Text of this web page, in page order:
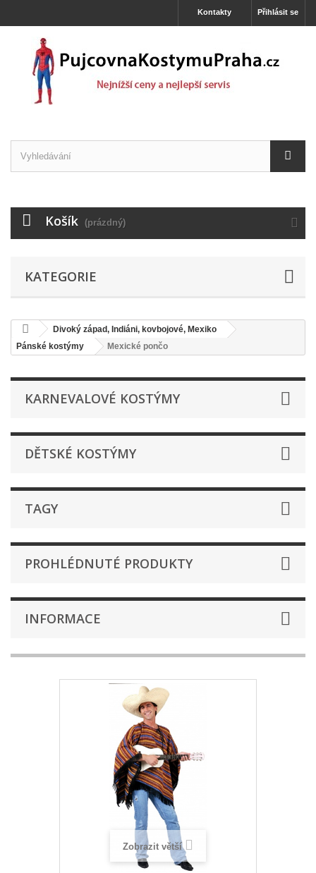
Přihlásit se
Kontakty
Košík (prázdný)
KATEGORIE
Divoký západ, Indiáni, kovbojové, Mexiko
Pánské kostýmy
Mexické pončo
KARNEVALOVÉ KOSTÝMY
DĚTSKÉ KOSTÝMY
TAGY
PROHLÉDNUTÉ PRODUKTY
INFORMACE
Zobrazit větší